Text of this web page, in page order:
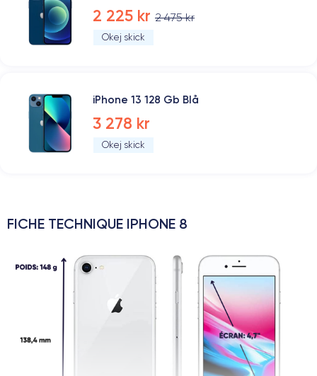
2 225 kr 2 475 kr
Okej skick
iPhone 13 128 Gb Blå
3 278 kr
Okej skick
FICHE TECHNIQUE IPHONE 8